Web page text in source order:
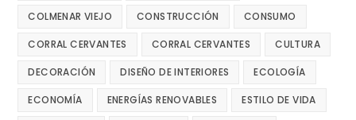
COLMENAR VIEJO CONSTRUCCIÓN CONSUMO
CORRAL CERVANTES CORRAL CERVANTES CULTURA
DECORACIÓN DISEÑO DE INTERIORES ECOLOGÍA
ECONOMÍA ENERGÍAS RENOVABLES ESTILO DE VIDA